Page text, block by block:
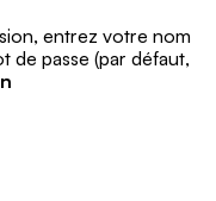
entrez votre nom
de passe (par défaut,